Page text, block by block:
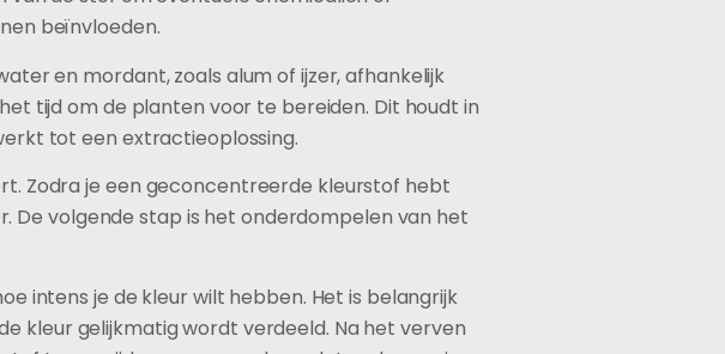
geverfd met planten?
zijn voor deze techniek. Natuurlijke vezels
kleurstoffen op te nemen. Katoen is een
kleurstoffen goed en biedt een breed
en geeft een mooie, natuurlijke uitstraling
en verfijnde projecten. De glans van zijde
het heeft een unieke textuur die kan